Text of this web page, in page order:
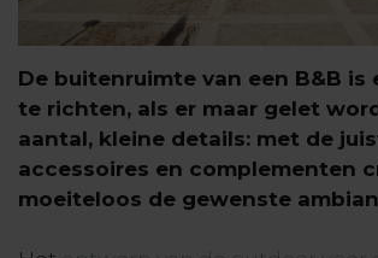
De buitenruimte van een B&B is
te richten, als er maar gelet
aantal, kleine details: met de
accessoires en complementen
moeiteloos de gewenste